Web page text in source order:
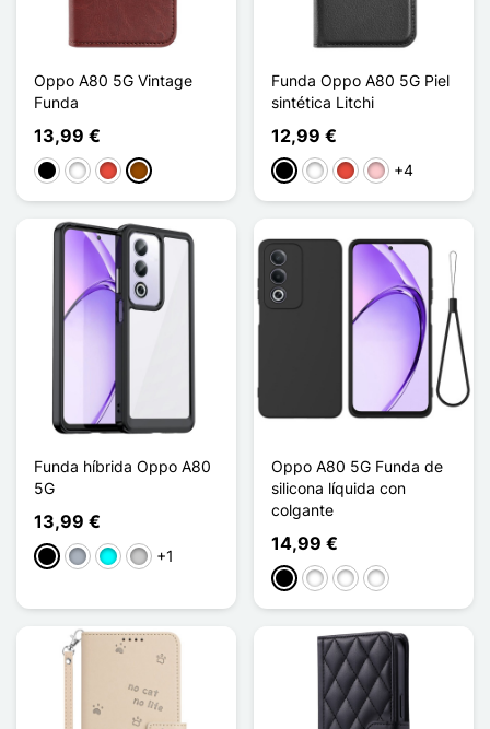
Oppo A80 5G Vintage
Funda
13,99 €
NegroBlancoRojoMarrón
Funda Oppo A80 5G Piel
sintética Litchi
12,99 €
NegroBlancoRojoRosa+4
Funda híbrida Oppo A80
5G
13,99 €
NegroGris CianTransparente
+1
Oppo A80 5G Funda de
silicona líquida con
colgante
14,99 €
NegroNoir, Rouge
Noir, VertNoir, Jaune